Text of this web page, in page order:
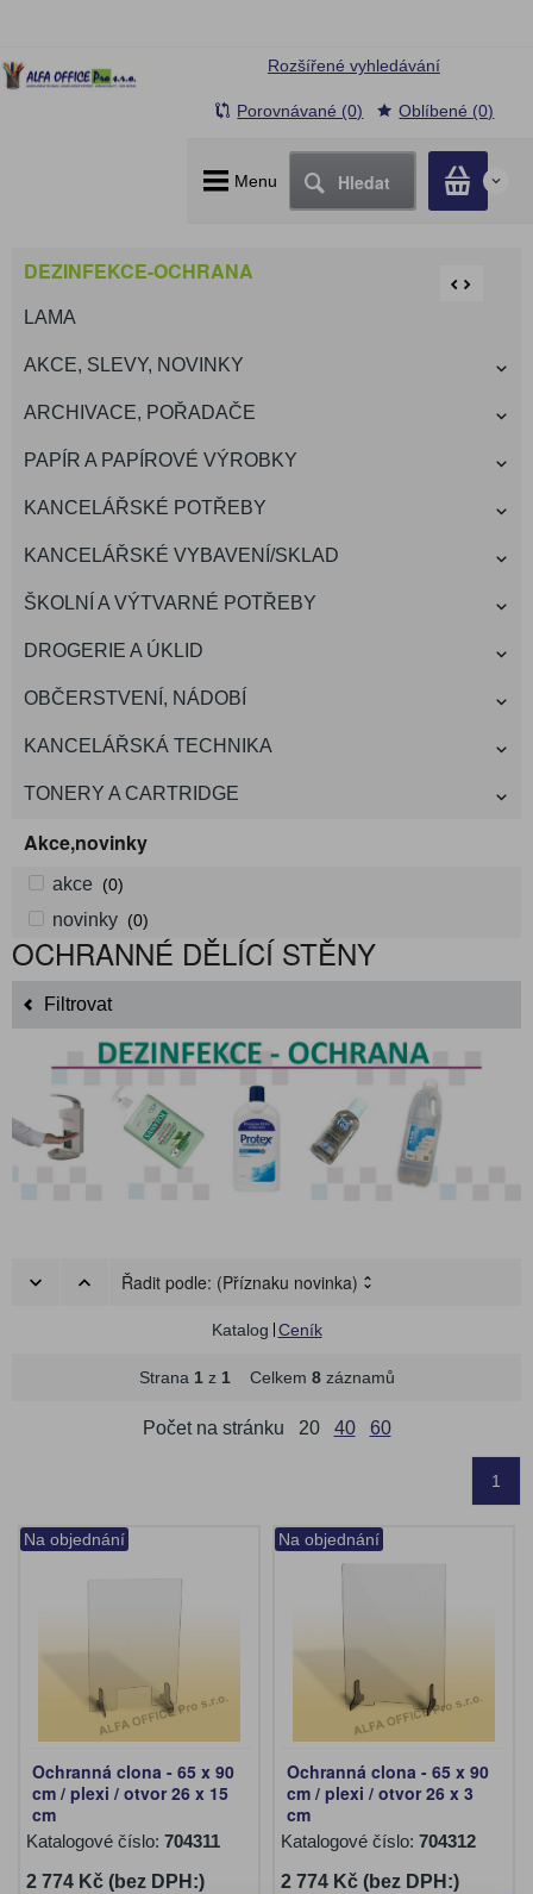
Menu Hledat 0
Rozšířené vyhledávání
Porovnávané (0) Oblíbené (0)
DEZINFEKCE-OCHRANA
LAMA
AKCE, SLEVY, NOVINKY
ARCHIVACE, POŘADAČE
PAPÍR A PAPÍROVÉ VÝROBKY
KANCELÁŘSKÉ POTŘEBY
KANCELÁŘSKÉ VYBAVENÍ/SKLAD
ŠKOLNÍ A VÝTVARNÉ POTŘEBY
DROGERIE A ÚKLID
OBČERSTVENÍ, NÁDOBÍ
KANCELÁŘSKÁ TECHNIKA
TONERY A CARTRIDGE
Akce,novinky
akce (0)
novinky (0)
OCHRANNÉ DĚLÍCÍ STĚNY
Filtrovat
Řadit podle: (Příznaku novinka)
Katalog Ceník
Strana 1z 1Celkem 8záznamů
Počet na stránku 20 40 60
1
Na objednání
Ochranná clona - 65 x 90
cm / plexi / otvor 26 x 15
cm
Katalogové číslo: 704311
2 774 Kč (bez DPH:)
Na objednání
Ochranná clona - 65 x 90
cm / plexi / otvor 26 x 3
cm
Katalogové číslo: 704312
2 774 Kč (bez DPH:)